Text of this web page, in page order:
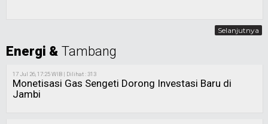
Selanjutnya
Energi & Tambang
17 Jul 26, 17:25 WIB | Dilihat : 313
Monetisasi Gas Sengeti Dorong Investasi Baru di
Jambi